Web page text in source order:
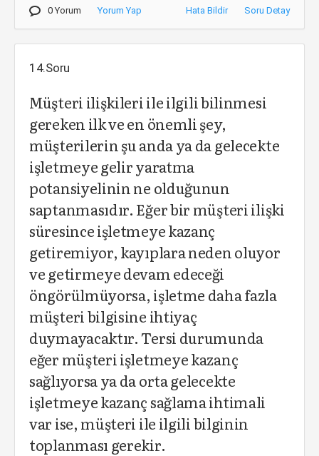
0 Yorum Yorum Yap Hata Bildir Soru Detay
14.Soru
Müşteri ilişkileri ile ilgili bilinmesi
gereken ilk ve en önemli şey,
müşterilerin şu anda ya da gelecekte
işletmeye gelir yaratma
potansiyelinin ne olduğunun
saptanmasıdır. Eğer bir müşteri ilişki
süresince işletmeye kazanç
getiremiyor, kayıplara neden oluyor
ve getirmeye devam edeceği
öngörülmüyorsa, işletme daha fazla
müşteri bilgisine ihtiyaç
duymayacaktır. Tersi durumunda
eğer müşteri işletmeye kazanç
sağlıyorsa ya da orta gelecekte
işletmeye kazanç sağlama ihtimali
var ise, müşteri ile ilgili bilginin
toplanması gerekir.